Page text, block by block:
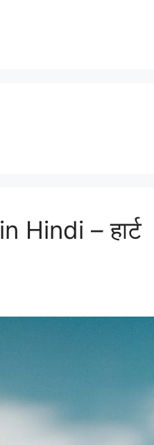
– हार्ट